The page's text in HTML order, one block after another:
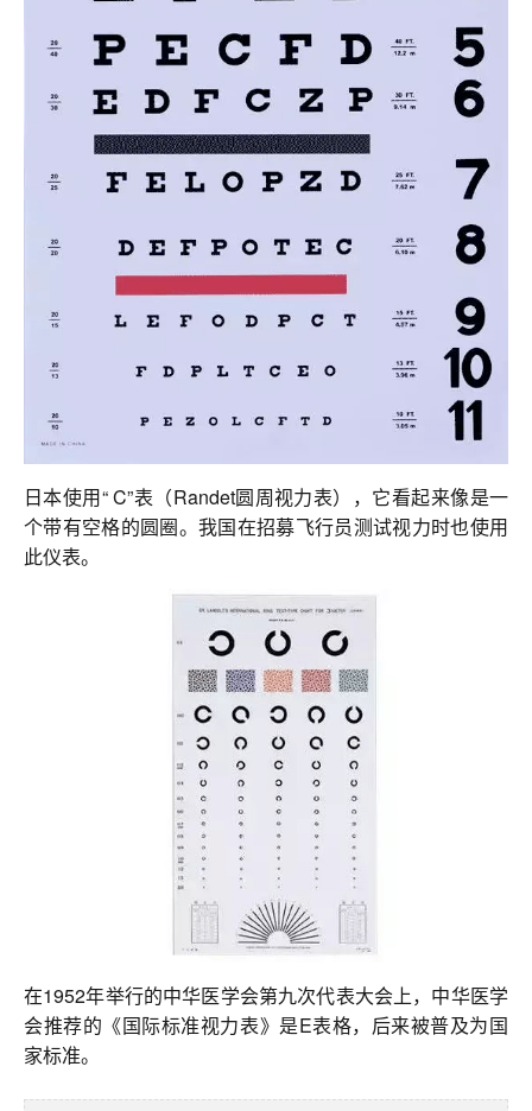
日本使用“ C”表（Randet圆周视力表），它看起来像是一
个带有空格的圆圈。我国在招募飞行员测试视力时也使用
此仪表。
在1952年举行的中华医学会第九次代表大会上，中华医学
会推荐的《国际标准视力表》是E表格，后来被普及为国
家标准。